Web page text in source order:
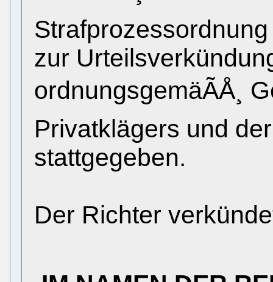
zur
ordnungsgemäÃÅ¸
Privatklägers und
stattgegeben.
Der Richter